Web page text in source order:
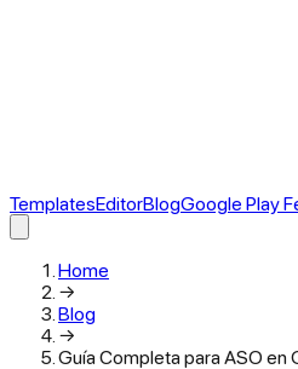
TemplatesEditorBlogGoogle Play
Home
→
Blog
→
Guía Completa para ASO en